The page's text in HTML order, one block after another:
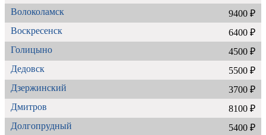
Волоколамск
9400 ₽
Воскресенск
6400 ₽
Голицыно
4500 ₽
Дедовск
5500 ₽
Дзержинский
3700 ₽
Дмитров
8100 ₽
Долгопрудный
5400 ₽